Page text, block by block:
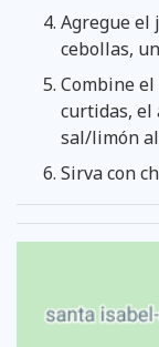
Agregue el
cebollas,
Combine
curtidas, el
sal/limón
Sirva con